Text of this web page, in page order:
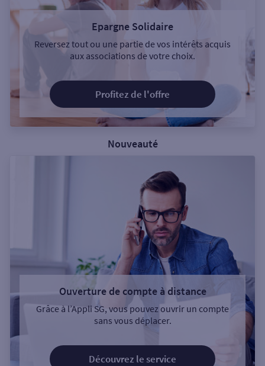
Epargne Solidaire
Reversez tout ou une partie de vos intérêts acquis
aux associations de votre choix.
Profitez de l'offre
Nouveauté
Ouverture de compte à distance
Grâce à l’Appli SG, vous pouvez ouvrir un compte
sans vous déplacer.
Découvrez le service